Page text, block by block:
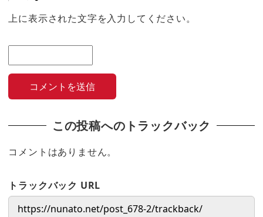
上に表示された文字を入力してください。
この投稿へのトラックバック
コメントはありません。
トラックバック URL